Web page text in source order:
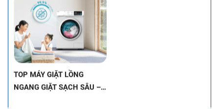
chọn tốt nhất trong tầm giá
này để tìm ra chiếc máy giặt
phù hợp nhất cho gia đình bạn
nhé!
ĐÁNH BAY VẾT BẨN CỨNG
ĐẦU NHỜ CÔNG NGHỆ
HIỆN ĐẠI